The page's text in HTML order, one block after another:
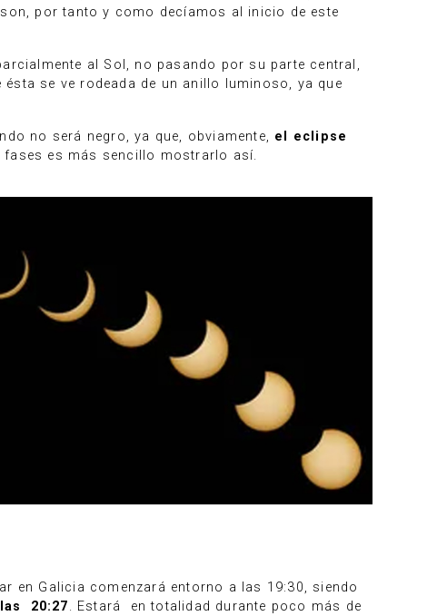
por tanto y como decíamos al inicio de este
al Sol, no pasando por su parte central,
se ve rodeada de un anillo luminoso, ya que
no será negro, ya que, obviamente, el eclipse
es más sencillo mostrarlo así.
en Galicia comenzará entorno a las 19:30, siendo
20:27. Estará en totalidad durante poco más de